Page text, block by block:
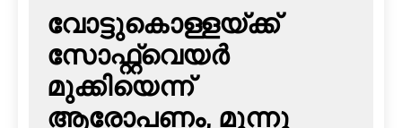
വോട്ടുകൊള്ളയ്ക്ക്
സോഫ്റ്റ്‌വെയര്‍
മുക്കിയെന്ന്
ആരോപണം, മൂന്നു